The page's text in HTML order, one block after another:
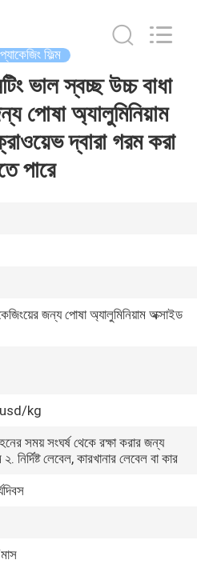
ফিল্ম
ভাল স্বচ্ছ উচ্চ বাধা
পোষা অ্যালুমিনিয়াম
দ্বারা গরম করা
পারে
জন্য পোষা অ্যালুমিনিয়াম অক্সাইড
kg
সময় সংঘর্ষ থেকে রক্ষা করার জন্য
২. নির্দিষ্ট লেবেল, কারখানার লেবেল বা কার